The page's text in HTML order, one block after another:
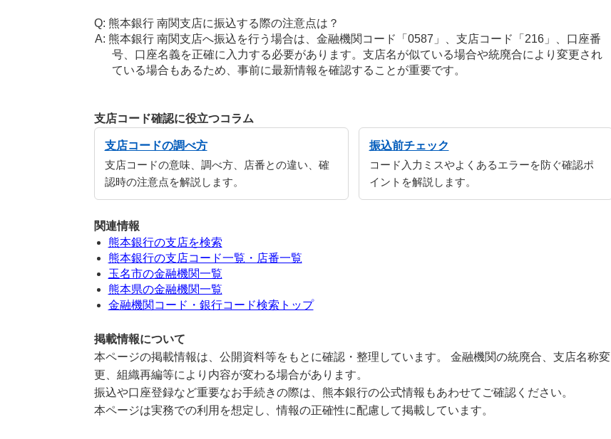
熊本銀行 南関支店に振込する際の注意点は？
熊本銀行 南関支店へ振込を行う場合は、金融機関コード「0587」、支店コード「216」、口座番
号、口座名義を正確に入力する必要があります。支店名が似ている場合や統廃合により変更され
ている場合もあるため、事前に最新情報を確認することが重要です。
支店コード確認に役立つコラム
支店コードの調べ方
支店コードの意味、調べ方、店番との違い、確
認時の注意点を解説します。
振込前チェック
コード入力ミスやよくあるエラーを防ぐ確認ポ
イントを解説します。
関連情報
熊本銀行の支店を検索
熊本銀行の支店コード一覧・店番一覧
玉名市の金融機関一覧
熊本県の金融機関一覧
金融機関コード・銀行コード検索トップ
掲載情報について
本ページの掲載情報は、公開資料等をもとに確認・整理しています。 金融機関の統廃合、支店名称変
更、組織再編等により内容が変わる場合があります。
振込や口座登録など重要なお手続きの際は、熊本銀行の公式情報もあわせてご確認ください。
本ページは実務での利用を想定し、情報の正確性に配慮して掲載しています。